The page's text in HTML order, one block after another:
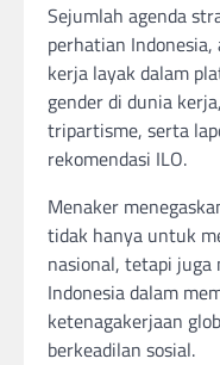
Sejumlah agenda
perhatian
kerja layak dalam
gender di dunia
tripartisme, serta
rekomendasi ILO.
Menaker
tidak hanya untuk
nasional, tetapi
Indonesia dalam
ketenagakerjaan
berkeadilan sosial.